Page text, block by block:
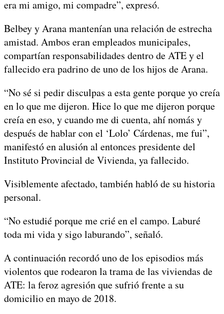
era mi amigo, mi compadre”, expresó.
Belbey y Arana mantenían una relación de estrecha
amistad. Ambos eran empleados municipales,
compartían responsabilidades dentro de ATE y el
fallecido era padrino de uno de los hijos de Arana.
“No sé si pedir disculpas a esta gente porque yo creía
en lo que me dijeron. Hice lo que me dijeron porque
creía en eso, y cuando me di cuenta, ahí nomás y
después de hablar con el ‘Lolo’ Cárdenas, me fui”,
manifestó en alusión al entonces presidente del
Instituto Provincial de Vivienda, ya fallecido.
Visiblemente afectado, también habló de su historia
personal.
“No estudié porque me crié en el campo. Laburé
toda mi vida y sigo laburando”, señaló.
A continuación recordó uno de los episodios más
violentos que rodearon la trama de las viviendas de
ATE: la feroz agresión que sufrió frente a su
domicilio en mayo de 2018.